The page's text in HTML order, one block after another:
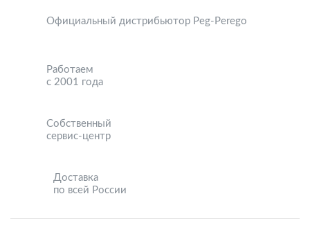
Официальный дистрибьютор Peg-Perego
Работаем
с 2001 года
Собственный
сервис-центр
Доставка
по всей России